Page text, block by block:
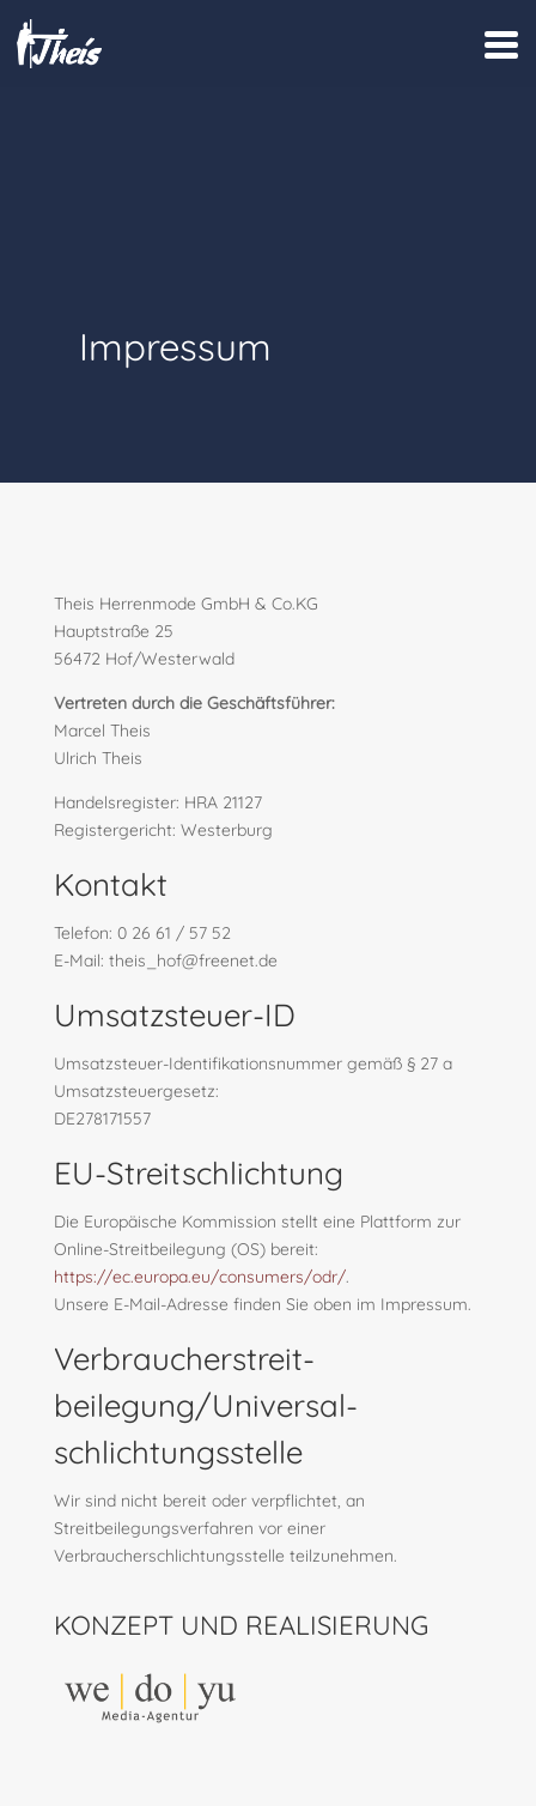
Impressum
Theis Herrenmode GmbH & Co.KG
Hauptstraße 25
56472 Hof/Westerwald
Vertreten durch die Geschäftsführer:
Marcel Theis
Ulrich Theis
Handelsregister: HRA 21127
Registergericht: Westerburg
Kontakt
Telefon: 0 26 61 / 57 52
E-Mail: theis_hof@freenet.de
Umsatzsteuer-ID
Umsatzsteuer-Identifikationsnummer gemäß § 27 a
Umsatzsteuergesetz:
DE278171557
EU-Streitschlichtung
Die Europäische Kommission stellt eine Plattform zur
Online-Streitbeilegung (OS) bereit:
https://ec.europa.eu/consumers/odr/.
Unsere E-Mail-Adresse finden Sie oben im Impressum.
Verbraucher­streit­
beilegung/Universal­
schlichtungs­stelle
Wir sind nicht bereit oder verpflichtet, an
Streitbeilegungsverfahren vor einer
Verbraucherschlichtungsstelle teilzunehmen.
KONZEPT UND REALISIERUNG